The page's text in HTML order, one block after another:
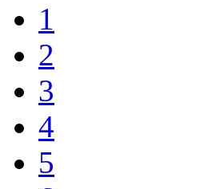
1
2
3
4
5